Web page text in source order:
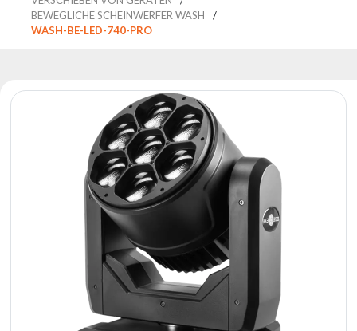
Reflektoren
Retro
Reflektoren
BEWEGLICHE SCHEINWERFER WASH
WASH-BE-LED-740-PRO